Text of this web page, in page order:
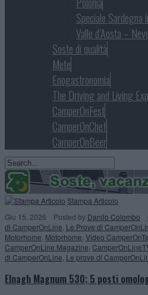
Speciale Sardegna
Valle d’Aosta –
Soste di qualità
Mete
Enogastronomia
The Driving and Living
CamperOnFest
CamperOnChef
CamperOnBeer
Stampa Articolo
Giu 15, 2026
Posted by Danilo Colombo
di CamperOnLine Le Prove di
Motorhome Motorhome Video
CamperOnLine Magazine
di CamperOnLine Le prove di
Elnagh Magnum 530; 5 posti